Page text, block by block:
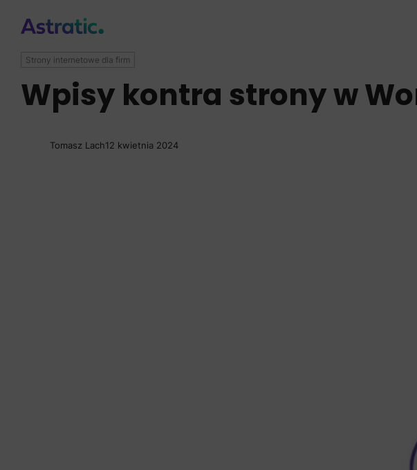
Strony internetowe dla firm
Wpisy kontra strony w
Tomasz Lach12 kwietnia 2024